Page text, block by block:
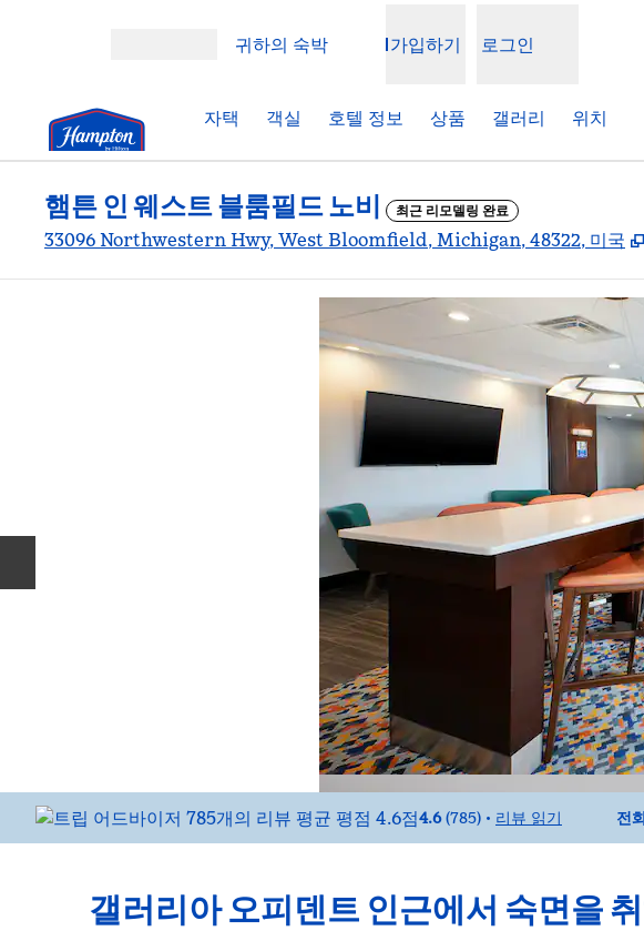
귀하의 숙박 가입하기 로그인
자택 객실 호텔 정보 상품 갤러리 위치
햄튼 인 웨스트 블룸필드 노비 최근 리모델링 완료
33096 Northwestern Hwy, West Bloomfield, Michigan, 48322, 미국
4.6 (785) • 리뷰 읽기 전
전
갤러리아 오피덴트 인근에서 숙면을